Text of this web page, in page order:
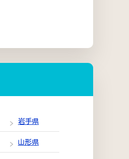
岩手県
山形県